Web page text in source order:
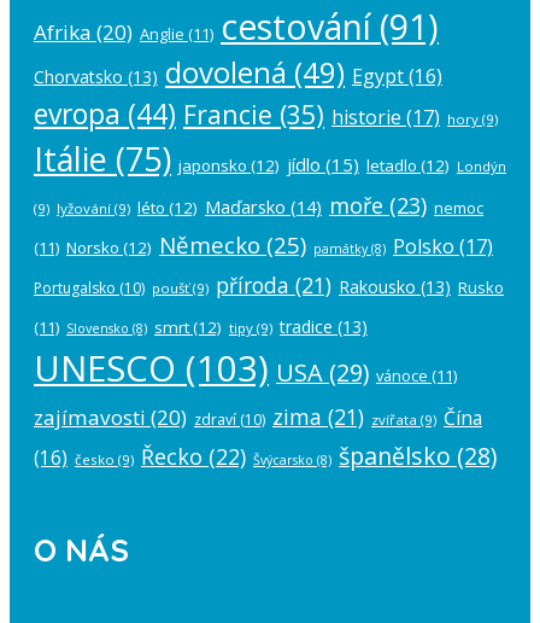
Afrika (20) Anglie (11) cestování(91)
Chorvatsko (13) dovolená (49) Egypt(16)
evropa (44) Francie (35) historie (17) hory (9)
Itálie (75) japonsko (12) jídlo (15) letadlo (12) Londýn
(9) lyžování (9) léto (12) Maďarsko (14) moře (23) nemoc
(11) Norsko (12) Německo (25) památky(8) Polsko (17)
Portugalsko (10) poušť(9) příroda (21) Rakousko (13) Rusko
(11) Slovensko (8) smrt(12) tipy (9) tradice (13)
UNESCO (103) USA (29) vánoce (11)
zajímavosti (20) zdraví (10) zima (21) zvířata (9) Čína
(16) česko (9) Řecko (22) Švýcarsko (8) španělsko (28)
O NÁS